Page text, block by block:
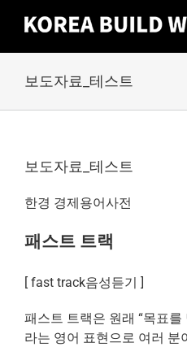
보도자료_테스트
보도자료_테스트
한경 경제용어사전
패스트 트랙
[ fast track음성듣기 ]
패스트 트랙은 원래 “목표를
라는 영어 표현으로 여러 분